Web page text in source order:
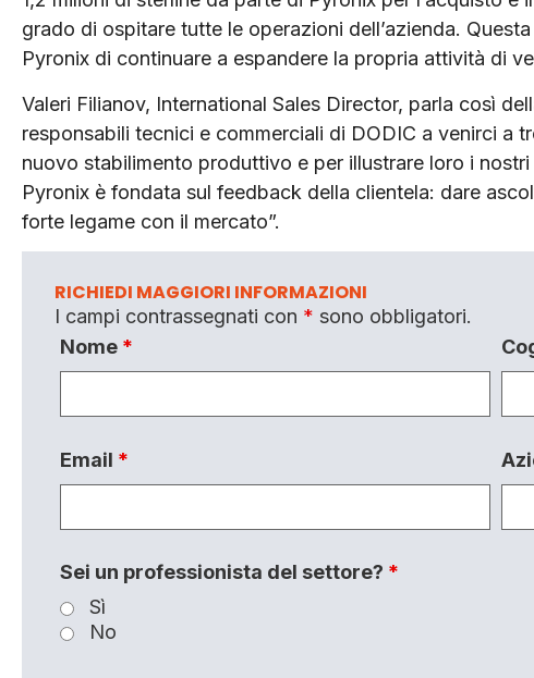
grado di ospitare tutte le operazioni dell’azienda.
Pyronix di continuare a espandere la propria attività di
Valeri Filianov, International Sales Director, parla così
responsabili tecnici e commerciali di DODIC a venirci a
nuovo stabilimento produttivo e per illustrare loro i
Pyronix è fondata sul feedback della clientela: dare
forte legame con il mercato”.
RICHIEDI MAGGIORI INFORMAZIONI
I campi contrassegnati con * sono obbligatori.
Nome *
Email *
Sei un professionista del settore? *
Sì
No